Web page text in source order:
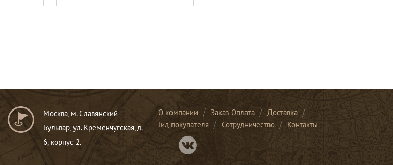
Москва, м. Славянский
Бульвар, ул. Кременчугская, д.
6, корпус 2.
О компании Заказ Оплата
Доставка
Гид покупателя
Сотрудничество
Контакты
Перейти в нашу группу Вконтакте